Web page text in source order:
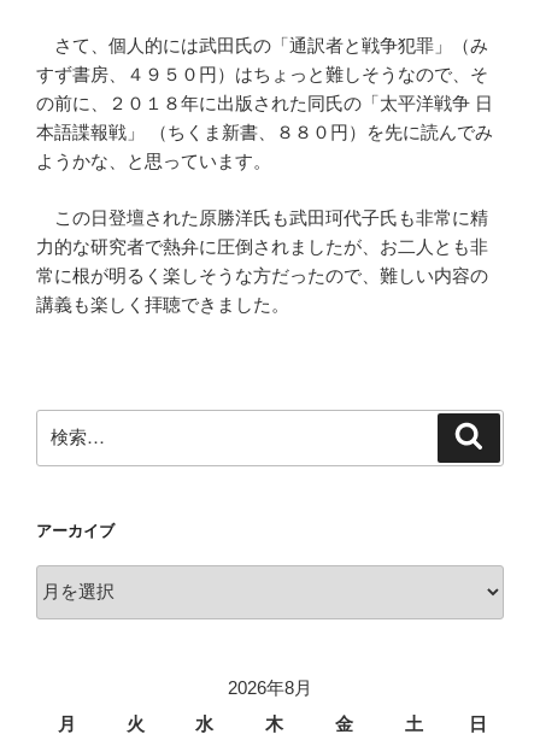
さて、個人的には武田氏の「通訳者と戦争犯罪」（み
すず書房、４９５０円）はちょっと難しそうなので、そ
の前に、２０１８年に出版された同氏の「太平洋戦争 日
本語諜報戦」 （ちくま新書、８８０円）を先に読んでみ
ようかな、と思っています。
この日登壇された原勝洋氏も武田珂代子氏も非常に精
力的な研究者で熱弁に圧倒されましたが、お二人とも非
常に根が明るく楽しそうな方だったので、難しい内容の
講義も楽しく拝聴できました。
索:
アーカイブ
ア
ー
2026年8月
月
火 水 木 金 土 日